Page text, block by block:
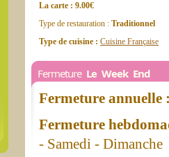
La carte : 9.00€
Type de restauration : Traditionnel
Type de cuisine : Cuisine Française
Fermeture Le Week End
Fermeture annuelle
Fermeture
- Samedi - Dimanche